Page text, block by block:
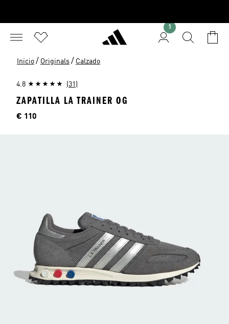
1
Inicio / Originals / Calzado
4.8 (31)
ZAPATILLA LA TRAINER OG
Precio
€ 110